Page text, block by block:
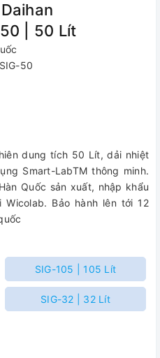
| 50 Lít
50
dung tích 50 Lít, dải nhiệt
Smart-LabTM thông minh.
Quốc sản xuất, nhập khẩu
Bảo hành lên tới 12
SIG-105 | 105 Lít
SIG-32 | 32 Lít